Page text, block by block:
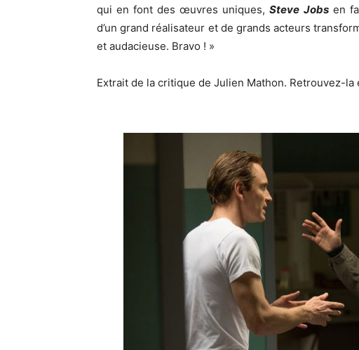
qui en font des œuvres uniques,Steve Jobsen
d’un grand réalisateur et de grands acteurs
et audacieuse. Bravo ! »
Extrait de la critique de Julien Mathon. Retrouvez-la